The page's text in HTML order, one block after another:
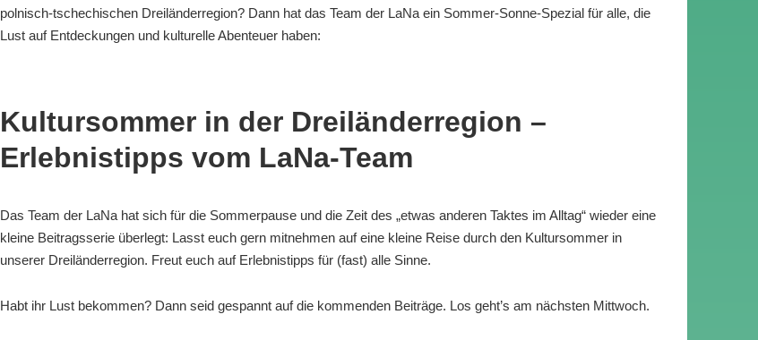
polnisch-tschechischen Dreiländerregion? Dann hat das Team der LaNa ein Sommer-Sonne-Spezial für alle, die
Lust auf Entdeckungen und kulturelle Abenteuer haben:
Kultursommer in der Dreiländerregion –
Erlebnistipps vom LaNa-Team
Das Team der LaNa hat sich für die Sommerpause und die Zeit des „etwas anderen Taktes im Alltag“ wieder eine
kleine Beitragsserie überlegt: Lasst euch gern mitnehmen auf eine kleine Reise durch den Kultursommer in
unserer Dreiländerregion. Freut euch auf Erlebnistipps für (fast) alle Sinne.
Habt ihr Lust bekommen? Dann seid gespannt auf die kommenden Beiträge. Los geht’s am nächsten Mittwoch.